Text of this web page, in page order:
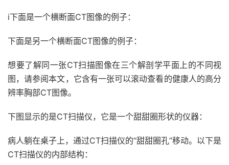
i下面是一个横断面CT图像的例子：
下面是另一个横断面CT图像的例子：
想要了解同一张CT扫描图像在三个解剖学平面上的不同视
图，请参阅本文，它含有一张可以滚动查看的健康人的高分
辨率胸部CT图像。
下图显示的是CT扫描仪，它是一个甜甜圈形状的仪器：
病人躺在桌子上，通过CT扫描仪的“甜甜圈孔”移动。以下是
CT扫描仪的内部结构：